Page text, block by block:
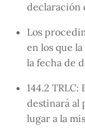
declaración
Los
en los que
la fecha de
144.2
destinará al
lugar a la